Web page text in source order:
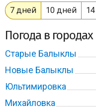
7 дней 10 дней
Погода в
Старые Балыклы
Новые Балыклы
Юльтимировка
Михайловка